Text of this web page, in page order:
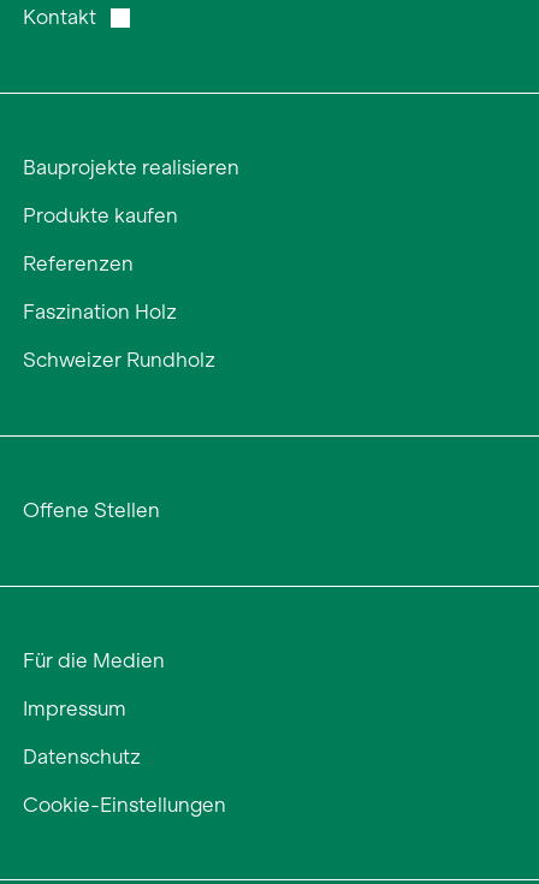
Deutsch
Kontakt
Bauprojekte realisieren
Produkte kaufen
Referenzen
Faszination Holz
Schweizer Rundholz
Offene Stellen
Für die Medien
Impressum
Datenschutz
Cookie-Einstellungen